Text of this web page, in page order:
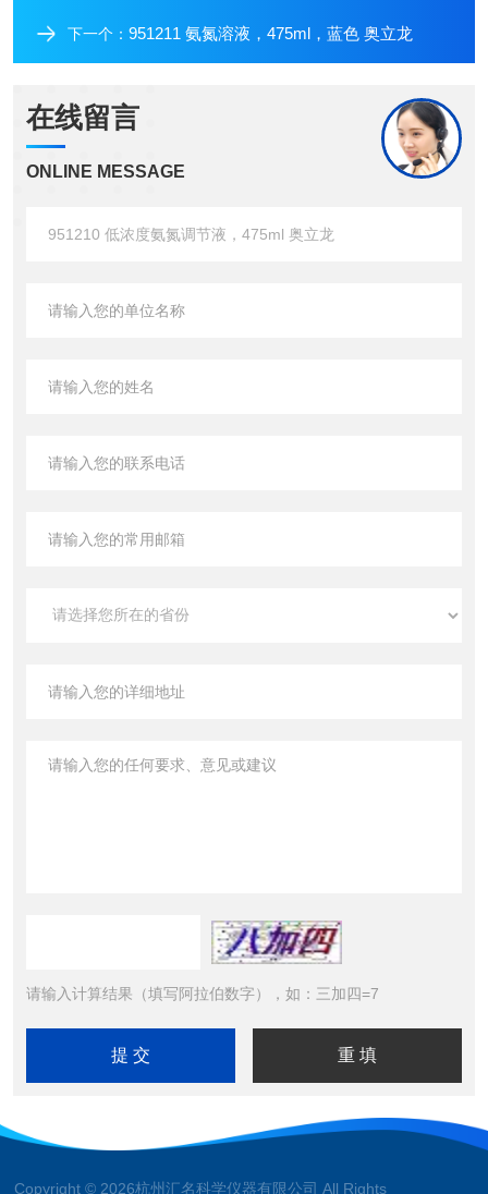
下一个： 951211 氨氮溶液，475ml，蓝色 奥立龙
在线留言
ONLINE MESSAGE
请输入计算结果（填写阿拉伯数字），如：三加四=7
Copyright © 2026杭州汇名科学仪器有限公司 All Rights